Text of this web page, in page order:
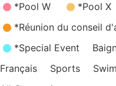
*Pool W
*Pool X
*Réunion du conseil
*Special Event
Français
Sports Swim